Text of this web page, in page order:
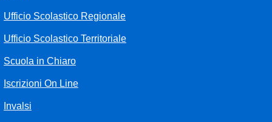
Ufficio Scolastico Regionale
Ufficio Scolastico Territoriale
Scuola in Chiaro
Iscrizioni On Line
Invalsi